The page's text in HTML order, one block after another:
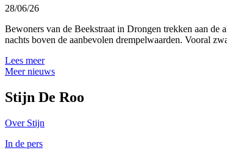
28/06/26
Bewoners van de Beekstraat in Drongen trekken aan de
nachts boven de aanbevolen drempelwaarden. Vooral
Lees meer
Meer nieuws
Stijn De Roo
Over Stijn
In de pers